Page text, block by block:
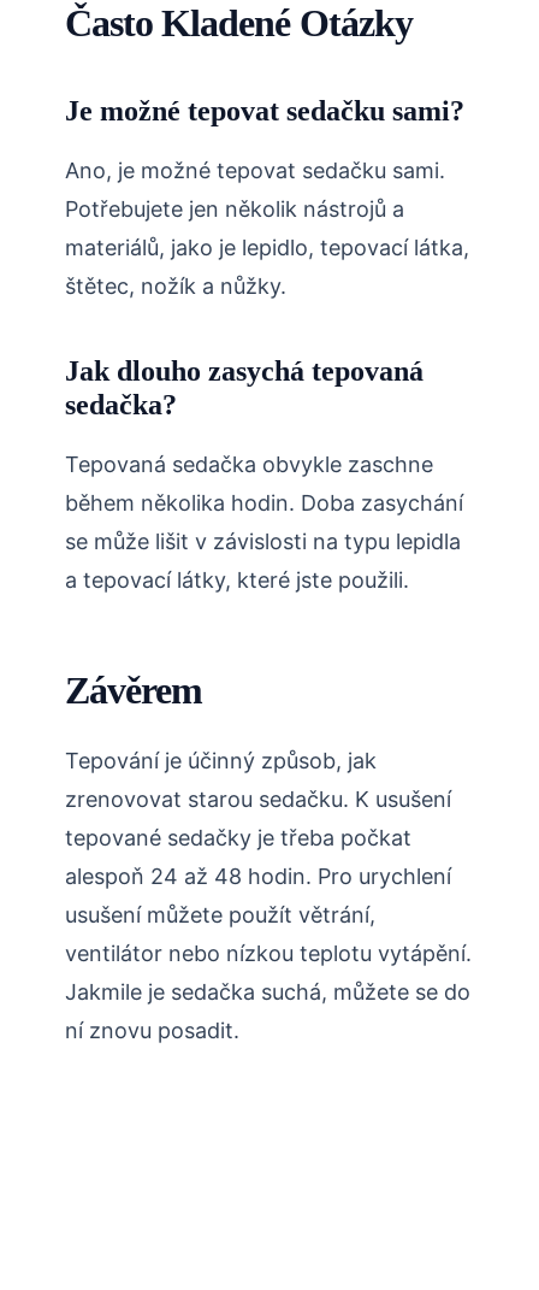
Často Kladené Otázky
Je možné tepovat sedačku sami?
Ano, je možné tepovat sedačku sami.
Potřebujete jen několik nástrojů a
materiálů, jako je lepidlo, tepovací látka,
štětec, nožík a nůžky.
Jak dlouho zasychá tepovaná
sedačka?
Tepovaná sedačka obvykle zaschne
během několika hodin. Doba zasychání
se může lišit v závislosti na typu lepidla
a tepovací látky, které jste použili.
Závěrem
Tepování je účinný způsob, jak
zrenovovat starou sedačku. K usušení
tepované sedačky je třeba počkat
alespoň 24 až 48 hodin. Pro urychlení
usušení můžete použít větrání,
ventilátor nebo nízkou teplotu vytápění.
Jakmile je sedačka suchá, můžete se do
ní znovu posadit.